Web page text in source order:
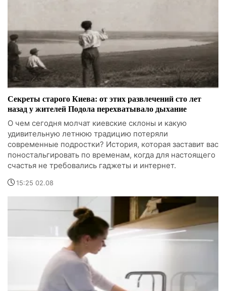
Секреты старого Киева: от этих развлечений сто лет
назад у жителей Подола перехватывало дыхание
О чем сегодня молчат киевские склоны и какую
удивительную летнюю традицию потеряли
современные подростки? История, которая заставит вас
поностальгировать по временам, когда для настоящего
счастья не требовались гаджеты и интернет.
15:25 02.08